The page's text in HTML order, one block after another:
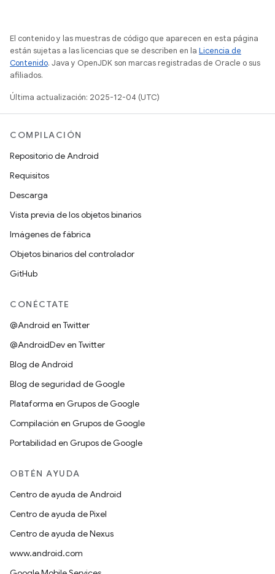
El contenido y las muestras de código que aparecen en esta página
están sujetas a las licencias que se describen en la Licencia de
Contenido. Java y OpenJDK son marcas registradas de Oracle o sus
afiliados.
Última actualización: 2025-12-04 (UTC)
COMPILACIÓN
Repositorio de Android
Requisitos
Descarga
Vista previa de los objetos binarios
Imágenes de fábrica
Objetos binarios del controlador
GitHub
CONÉCTATE
@Android en Twitter
@AndroidDev en Twitter
Blog de Android
Blog de seguridad de Google
Plataforma en Grupos de Google
Compilación en Grupos de Google
Portabilidad en Grupos de Google
OBTÉN AYUDA
Centro de ayuda de Android
Centro de ayuda de Pixel
Centro de ayuda de Nexus
www.android.com